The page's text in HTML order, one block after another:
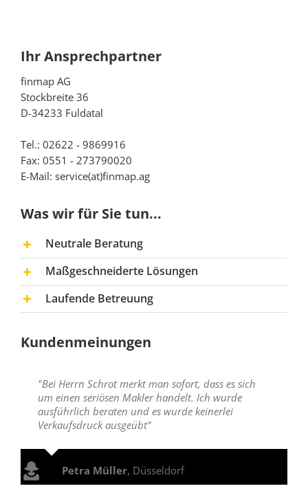
Ihr Ansprechpartner
finmap AG
Stockbreite 36
D-34233 Fuldatal
Tel.: 02622 - 9869916
Fax: 0551 - 273790020
E-Mail: service(at)finmap.ag
Was wir für Sie tun...
Neutrale Beratung
Maßgeschneiderte Lösungen
Laufende Betreuung
Kundenmeinungen
"Bei Herrn Schrot merkt man sofort, dass es sich
um einen seriösen Makler handelt. Ich wurde
ausführlich beraten und es wurde keinerlei
Verkaufsdruck ausgeübt"
Petra Müller, Düsseldorf